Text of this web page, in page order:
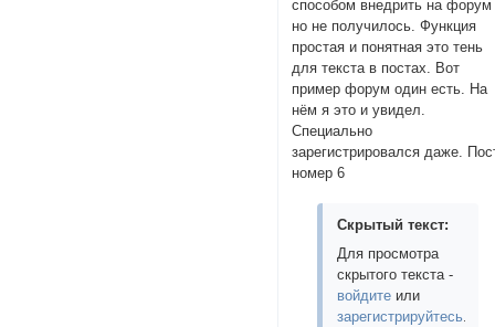
способом внедрить на форум
но не получилось. Функция
простая и понятная это тень
для текста в постах. Вот
пример форум один есть. На
нём я это и увидел.
Специально
зарегистрировался даже.
номер 6
Скрытый текст:
Для просмотра
скрытого текста -
войдите или
зарегистрируйтесь.